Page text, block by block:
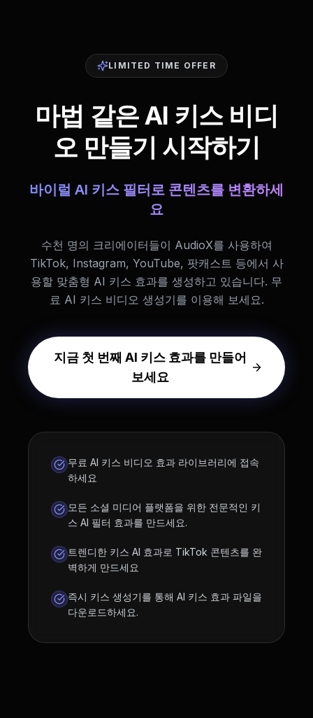
LIMITED TIME OFFER
마법 같은 AI 키스 비디
오 만들기 시작하기
바이럴 AI 키스 필터로 콘텐츠를 변환하세
요
수천 명의 크리에이터들이 AudioX를 사용하여
TikTok, Instagram, YouTube, 팟캐스트 등에서 사
용할 맞춤형 AI 키스 효과를 생성하고 있습니다. 무
료 AI 키스 비디오 생성기를 이용해 보세요.
지금 첫 번째 AI 키스 효과를 만들어
보세요
무료 AI 키스 비디오 효과 라이브러리에 접속
하세요
모든 소셜 미디어 플랫폼을 위한 전문적인 키
스 AI 필터 효과를 만드세요.
트렌디한 키스 AI 효과로 TikTok 콘텐츠를 완
벽하게 만드세요
즉시 키스 생성기를 통해 AI 키스 효과 파일을
다운로드하세요.